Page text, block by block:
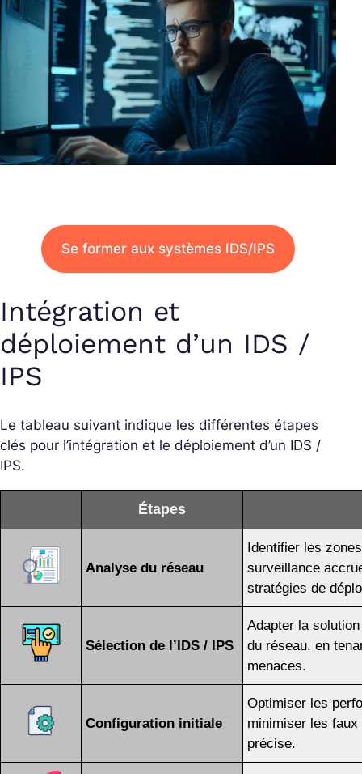
Se former aux systèmes IDS/IPS
Intégration et
déploiement d’un IDS /
IPS
Le tableau suivant indique les différentes étapes
clés pour l’intégration et le déploiement d’un IDS /
IPS.
Étapes
Analyse du réseau
Identifier les
surveillance
stratégies de
Sélection de l’IDS / IPS
Adapter la
du réseau, en
menaces.
Configuration initiale
Optimiser les
minimiser les
précise.